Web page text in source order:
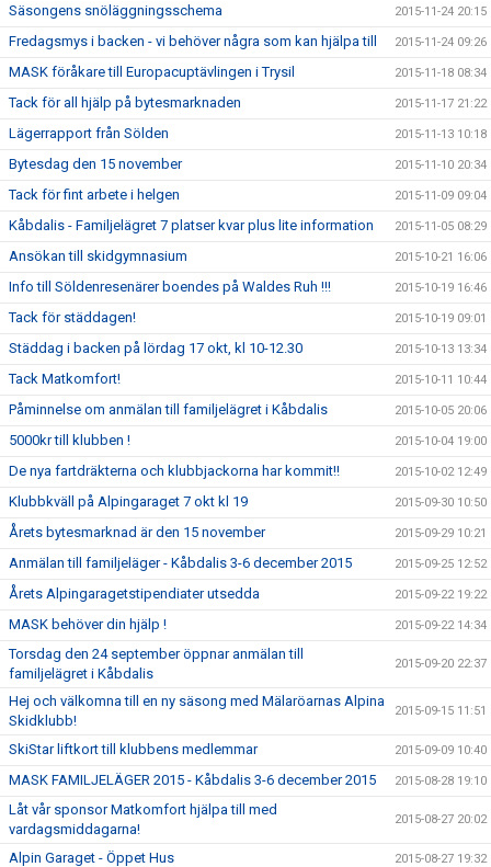
Säsongens snöläggningsschema 2015-11-24 20:15
Fredagsmys i backen - vi behöver några som kan hjälpa till 2015-11-24 09:26
MASK föråkare till Europacuptävlingen i Trysil 2015-11-18 08:34
Tack för all hjälp på bytesmarknaden 2015-11-17 21:22
Lägerrapport från Sölden 2015-11-13 10:18
Bytesdag den 15 november 2015-11-10 20:34
Tack för fint arbete i helgen 2015-11-09 09:04
Kåbdalis - Familjelägret 7 platser kvar plus lite information 2015-11-05 08:29
Ansökan till skidgymnasium 2015-10-21 16:06
Info till Söldenresenärer boendes på Waldes Ruh !!! 2015-10-19 16:46
Tack för städdagen! 2015-10-19 09:01
Städdag i backen på lördag 17 okt, kl 10-12.30 2015-10-13 13:34
Tack Matkomfort! 2015-10-11 10:44
Påminnelse om anmälan till familjelägret i Kåbdalis 2015-10-05 20:06
5000kr till klubben ! 2015-10-04 19:00
De nya fartdräkterna och klubbjackorna har kommit!! 2015-10-02 12:49
Klubbkväll på Alpingaraget 7 okt kl 19 2015-09-30 10:50
Årets bytesmarknad är den 15 november 2015-09-29 10:21
Anmälan till familjeläger - Kåbdalis 3-6 december 2015 2015-09-25 12:52
Årets Alpingaragetstipendiater utsedda 2015-09-22 19:22
MASK behöver din hjälp ! 2015-09-22 14:34
Torsdag den 24 september öppnar anmälan till
familjelägret i Kåbdalis
2015-09-20 22:37
Hej och välkomna till en ny säsong med Mälaröarnas Alpina
Skidklubb!
2015-09-15 11:51
SkiStar liftkort till klubbens medlemmar 2015-09-09 10:40
MASK FAMILJELÄGER 2015 - Kåbdalis 3-6 december 2015 2015-08-28 19:10
Låt vår sponsor Matkomfort hjälpa till med
vardagsmiddagarna!
2015-08-27 20:02
Alpin Garaget - Öppet Hus 2015-08-27 19:32